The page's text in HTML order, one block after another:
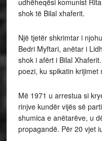
udhëheqësi komunist
shok të Bilal xhaferit.
Një tjetër shkrimtar i
Bedri Myftari, anëtar i
shok i afërt i Bilal
poezi, ku spikatin
Më 1971 u arrestua si
rinjve kundër vijës së
shumica e anëtarëve, u
propagandë. Për 20 vjet